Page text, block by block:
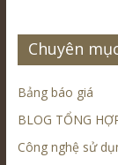
Chuyên
Bảng báo giá
BLOG TỔNG
Công nghệ sử